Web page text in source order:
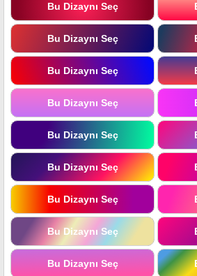
Bu Dizaynı Seç
Bu Dizaynı Seç
Bu Dizaynı Seç
Bu Dizaynı Seç
Bu Dizaynı Seç
Bu Dizaynı Seç
Bu Dizaynı Seç
Bu Dizaynı Seç
Bu Dizaynı Seç